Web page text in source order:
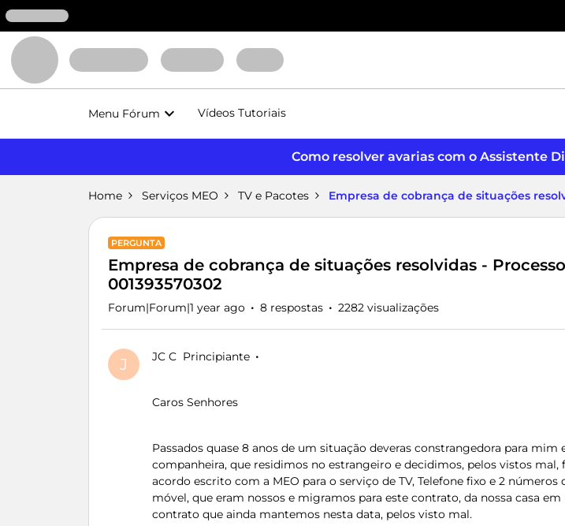
Menu Fórum Vídeos Tutoriais
Como resolver avarias com o Assistente
Home Serviços MEO TV e Pacotes Empresa de cobrança de situações
PERGUNTA
Empresa de cobrança de situações resolvidas -
001393570302
Forum|Forum|1 year ago 8 respostas 2282 visualizações
J JC C Principiante
Caros Senhores
Passados quase 8 anos de um situação deveras constrangedora para mim
companheira, que residimos no estrangeiro e decidimos, pelos vistos mal,
acordo escrito com a MEO para o serviço de TV, Telefone fixo e 2 números
móvel, que eram nossos e migramos para este contrato, da nossa casa em
contrato que ainda mantemos nesta data, pelos visto mal.